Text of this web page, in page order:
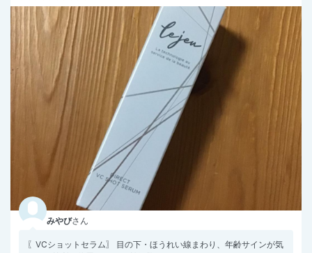
みやびさん
〖VCショットセラム〗 目の下・ほうれい線まわり、年齢サインが気